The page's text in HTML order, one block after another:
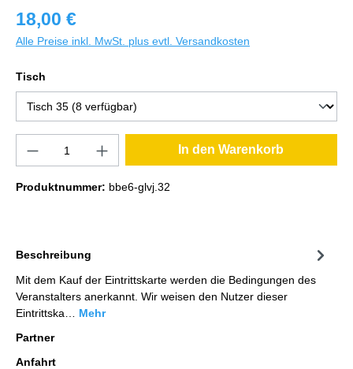
18,00 €
Alle Preise inkl. MwSt. plus evtl. Versandkosten
Tisch
In den Warenkorb
Produktnummer: bbe6-glvj.32
Beschreibung
Mit dem Kauf der Eintrittskarte werden die Bedingungen des
Veranstalters anerkannt. Wir weisen den Nutzer dieser
Eintrittska… Mehr
Partner
Anfahrt